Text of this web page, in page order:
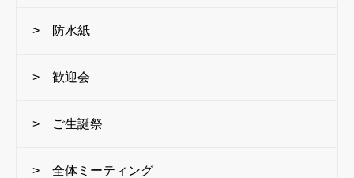
> 防水紙
> 歓迎会
> ご生誕祭
> 全体ミーティング